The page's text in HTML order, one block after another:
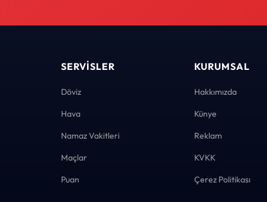
SERVISLER
Döviz
Hava
Namaz Vakitleri
Maçlar
Puan
KURUMSAL
Hakkımızda
Künye
Reklam
KVKK
Çerez Politikası